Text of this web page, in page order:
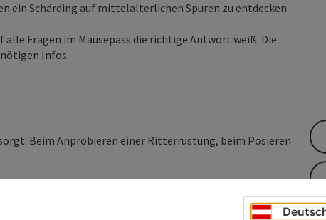
ein Schärding auf mittelalterlichen Spuren zu entdecken.
Fragen im Mäusepass die richtige Antwort weiß. Die
Infos.
Beim Anprobieren einer Ritterrüstung, beim Posieren